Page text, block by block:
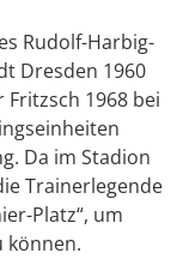
Rudolf-Harbig-
Dresden 1960
Fritzsch 1968 bei
Da im Stadion
Trainerlegende
Platz“, um
können.